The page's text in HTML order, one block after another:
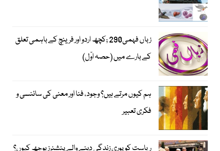
زباں فہمی290 ;کچھ اردو اور فرینچ کے باہمی تعلق
کے بارے میں (حصہ اوّل)
ہم کیوں مرتے ہیں؟ وجود، فنا اور معنی کی سائنسی و
فکری تعبیر
ریاست کو پوری زندگی دینے والے پنشنرز بوجھ کیوں؟